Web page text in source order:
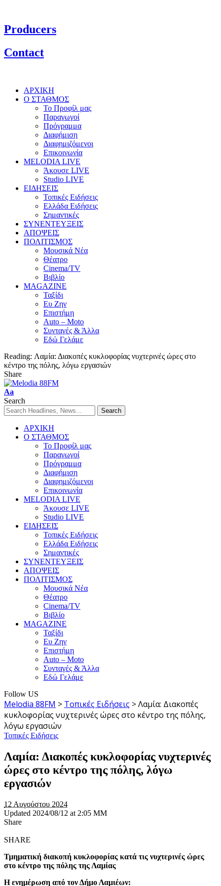
Producers
Contact
ΑΡΧΙΚΗ
Ο ΣΤΑΘΜΟΣ
Το Προφίλ μας
Παραγωγοί
Πρόγραμμα
Διαφήμιση
Διαφημιζόμενοι
Επικοινωνία
MELODIA LIVE
Άκουσε LIVE
Studio LIVE
ΕΙΔΗΣΕΙΣ
Τοπικές Ειδήσεις
Ελλάδα Ειδήσεις
Σημαντικές
ΣΥΝΕΝΤΕΥΞΕΙΣ
ΑΠΟΨΕΙΣ
ΠΟΛΙΤΙΣΜΟΣ
Μουσικά Νέα
Θέατρο
Cinema/TV
Βιβλίο
MAGAZINE
Ταξίδι
Ευ Ζην
Επιστήμη
Auto – Moto
Συνταγές & Άλλα
Εδώ Γελάμε
Reading: Λαμία: Διακοπές κυκλοφορίας νυχτερινές ώρες στο
κέντρο της πόλης, λόγω εργασιών
Share
Aa
Search
ΑΡΧΙΚΗ
Ο ΣΤΑΘΜΟΣ
Το Προφίλ μας
Παραγωγοί
Πρόγραμμα
Διαφήμιση
Διαφημιζόμενοι
Επικοινωνία
MELODIA LIVE
Άκουσε LIVE
Studio LIVE
ΕΙΔΗΣΕΙΣ
Τοπικές Ειδήσεις
Ελλάδα Ειδήσεις
Σημαντικές
ΣΥΝΕΝΤΕΥΞΕΙΣ
ΑΠΟΨΕΙΣ
ΠΟΛΙΤΙΣΜΟΣ
Μουσικά Νέα
Θέατρο
Cinema/TV
Βιβλίο
MAGAZINE
Ταξίδι
Ευ Ζην
Επιστήμη
Auto – Moto
Συνταγές & Άλλα
Εδώ Γελάμε
Follow US
Melodia 88FM > Τοπικές Ειδήσεις >Λαμία: Διακοπές
κυκλοφορίας νυχτερινές ώρες στο κέντρο της πόλης,
λόγω εργασιών
Τοπικές Ειδήσεις
Λαμία: Διακοπές κυκλοφορίας νυχτερινές
ώρες στο κέντρο της πόλης, λόγω
εργασιών
12 Αυγούστου 2024
Updated 2024/08/12 at 2:05 ΜΜ
Share
SHARE
Τμηματική διακοπή κυκλοφορίας κατά τις νυχτερινές ώρες
στο κέντρο της πόλης της Λαμίας
Η ενημέρωση από τον Δήμο Λαμιέων: